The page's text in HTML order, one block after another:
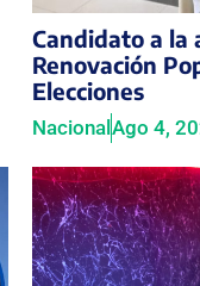
Candidato a la
Renovación
Elecciones
NacionalAgo 4,